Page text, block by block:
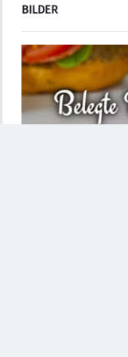
BILDER